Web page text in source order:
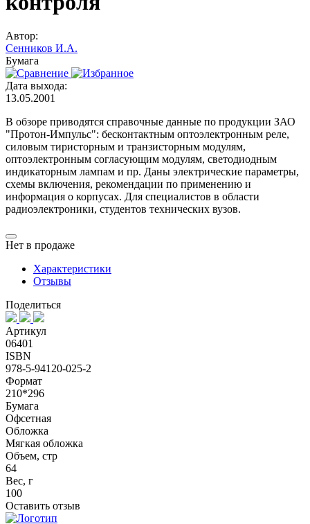
Автор:
Сенников И.А.
Бумага
Дата выхода:
13.05.2001
В обзоре приводятся справочные данные по продукции ЗАО
"Протон-Импульс": бесконтактным оптоэлектронным реле,
силовым тиристорным и транзисторным модулям,
оптоэлектронным согласующим модулям, светодиодным
индикаторным лампам и пр. Даны электрические параметры,
схемы включения, рекомендации по применению и
информация о корпусах. Для специалистов в области
радиоэлектроники, студентов технических вузов.
Нет в продаже
Характеристики
Отзывы
Поделиться
Артикул
06401
ISBN
978-5-94120-025-2
Формат
210*296
Бумага
Офсетная
Обложка
Мягкая обложка
Объем, стр
64
Вес, г
100
Оставить отзыв